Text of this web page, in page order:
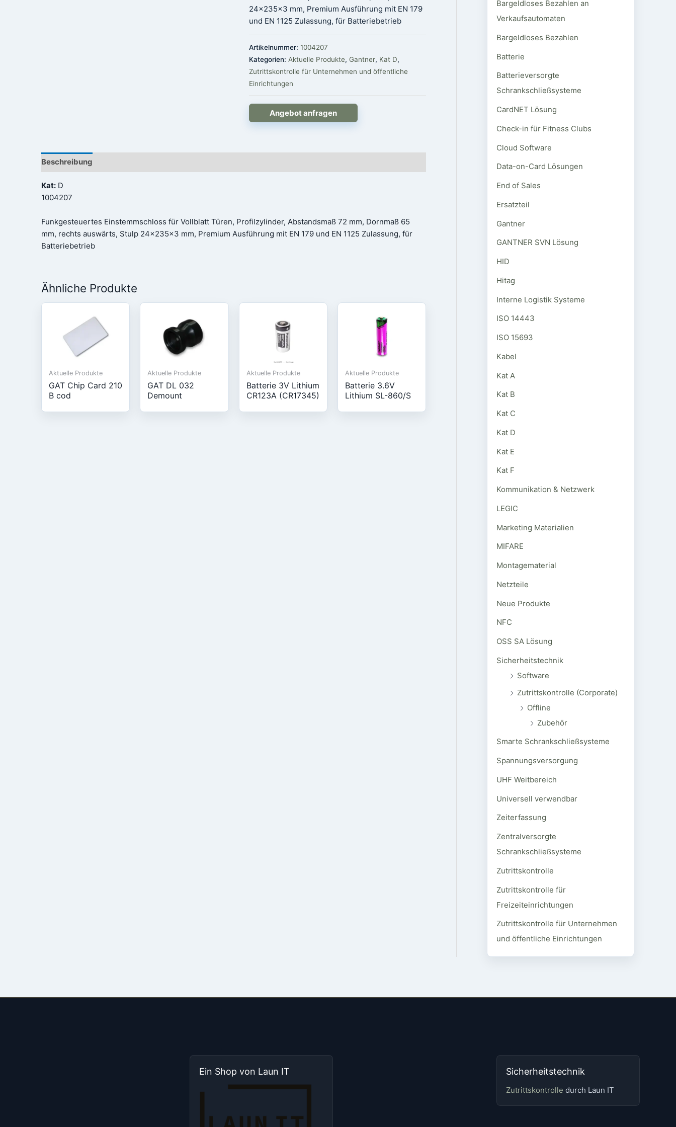
24x235x3 mm, Premium Ausführung mit EN 179
und EN 1125 Zulassung, für Batteriebetrieb
Artikelnummer:1004207
Kategorien: Aktuelle Produkte,Gantner, Kat D,
Zutrittskontrolle für Unternehmen und öffentliche
Einrichtungen
Angebot anfragen
Beschreibung
Kat: D
1004207
Funkgesteuertes Einstemmschloss für Vollblatt Türen, Profilzylinder, Abstandsmaß 72 mm, Dornmaß 65
mm, rechts auswärts, Stulp 24x235x3 mm, Premium Ausführung mit EN 179 und EN 1125 Zulassung, für
Batteriebetrieb
Ähnliche Produkte
Aktuelle Produkte
GAT Chip Card 210
B cod
Aktuelle Produkte
GAT DL 032
Demount
Aktuelle Produkte
Batterie 3V Lithium
CR123A (CR17345)
Aktuelle Produkte
Batterie 3.6V
Lithium SL-860/S
Bargeldloses Bezahlen an
Verkaufsautomaten
Bargeldloses Bezahlen
Batterie
Batterieversorgte
Schrankschließsysteme
CardNET Lösung
Check-in für Fitness Clubs
Cloud Software
Data-on-Card Lösungen
End of Sales
Ersatzteil
Gantner
GANTNER SVN Lösung
HID
Hitag
Interne Logistik Systeme
ISO 14443
ISO 15693
Kabel
Kat A
Kat B
Kat C
Kat D
Kat E
Kat F
Kommunikation & Netzwerk
LEGIC
Marketing Materialien
MIFARE
Montagematerial
Netzteile
Neue Produkte
NFC
OSS SA Lösung
Sicherheitstechnik
Software
Zutrittskontrolle (Corporate)
Offline
Zubehör
Smarte Schrankschließsysteme
Spannungsversorgung
UHF Weitbereich
Universell verwendbar
Zeiterfassung
Zentralversorgte
Schrankschließsysteme
Zutrittskontrolle
Zutrittskontrolle für
Freizeiteinrichtungen
Zutrittskontrolle für Unternehmen
und öffentliche Einrichtungen
Ein Shop von Laun IT Sicherheitstechnik
Zutrittskontrolle durch Laun IT